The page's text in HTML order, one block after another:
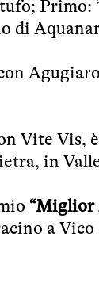
Primo:
di
Vite Vis,
in
“Miglior
a